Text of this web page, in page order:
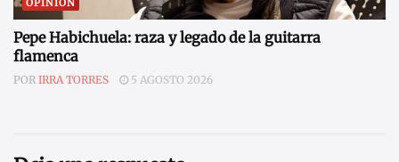
Pepe Habichuela: raza y legado de la guitarra
flamenca
POR IRRA TORRES 5 AGOSTO 2026